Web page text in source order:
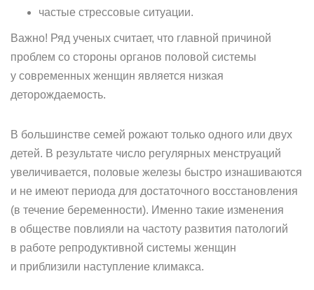
частые стрессовые ситуации.
Важно! Ряд ученых считает, что главной причиной
проблем со стороны органов половой системы
у современных женщин является низкая
деторождаемость.
В большинстве семей рожают только одного или двух
детей. В результате число регулярных менструаций
увеличивается, половые железы быстро изнашиваются
и не имеют периода для достаточного восстановления
(в течение беременности). Именно такие изменения
в обществе повлияли на частоту развития патологий
в работе репродуктивной системы женщин
и приблизили наступление климакса.